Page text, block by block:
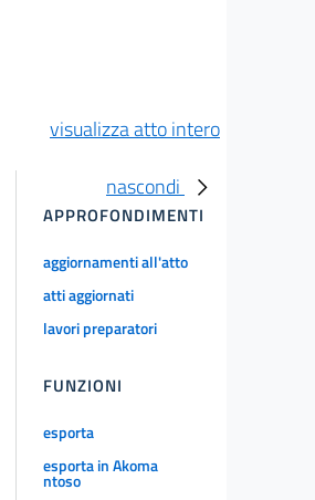
visualizza atto intero
nascondi
APPROFONDIMENTI
aggiornamenti all'atto
atti aggiornati
lavori preparatori
FUNZIONI
esporta
esporta in Akoma
ntoso